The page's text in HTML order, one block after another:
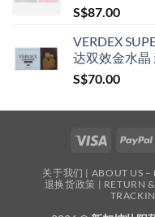
S$87.00
VERDEX
达双效金水晶
S$70.00
Visa
关于我们 | ABOUT US
退换货政策 | RETURN